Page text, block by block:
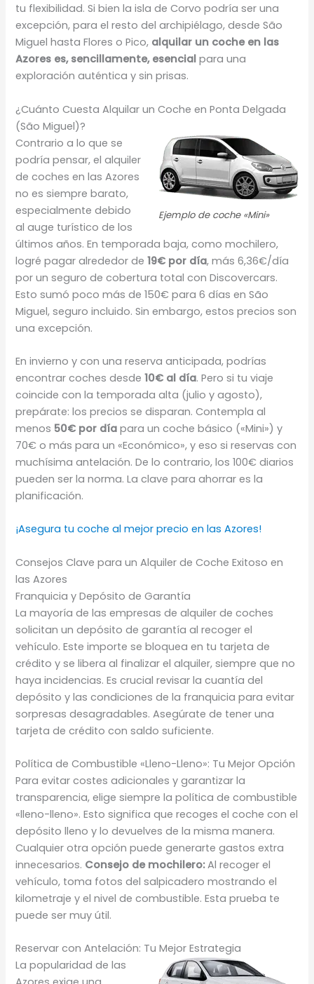
tu flexibilidad. Si bien la isla de Corvo podría ser una
excepción, para el resto del archipiélago, desde São
Miguel hasta Flores o Pico, alquilar un coche en las
Azores es, sencillamente, esencial para una
exploración auténtica y sin prisas.
¿Cuánto Cuesta Alquilar un Coche en Ponta Delgada
(São Miguel)?
Ejemplo de coche «Mini»
Contrario a lo que se
podría pensar, el alquiler
de coches en las Azores
no es siempre barato,
especialmente debido
al auge turístico de los
últimos años. En temporada baja, como mochilero,
logré pagar alrededor de19€ por día, más 6,36€/día
por un seguro de cobertura total con Discovercars.
Esto sumó poco más de 150€ para 6 días en São
Miguel, seguro incluido. Sin embargo, estos precios son
una excepción.
En invierno y con una reserva anticipada, podrías
encontrar coches desde10€ al día. Pero si tu viaje
coincide con la temporada alta (julio y agosto),
prepárate: los precios se disparan. Contempla al
menos 50€ por día para un coche básico («Mini») y
70€ o más para un «Económico», y eso si reservas con
muchísima antelación. De lo contrario, los 100€ diarios
pueden ser la norma. La clave para ahorrar es la
planificación.
¡Asegura tu coche al mejor precio en las Azores!
Consejos Clave para un Alquiler de Coche Exitoso en
las Azores
Franquicia y Depósito de Garantía
La mayoría de las empresas de alquiler de coches
solicitan un depósito de garantía al recoger el
vehículo. Este importe se bloquea en tu tarjeta de
crédito y se libera al finalizar el alquiler, siempre que no
haya incidencias. Es crucial revisar la cuantía del
depósito y las condiciones de la franquicia para evitar
sorpresas desagradables. Asegúrate de tener una
tarjeta de crédito con saldo suficiente.
Política de Combustible «Lleno-Lleno»: Tu Mejor Opción
Para evitar costes adicionales y garantizar la
transparencia, elige siempre la política de combustible
«lleno-lleno». Esto significa que recoges el coche con el
depósito lleno y lo devuelves de la misma manera.
Cualquier otra opción puede generarte gastos extra
innecesarios. Consejo de mochilero:Al recoger el
vehículo, toma fotos del salpicadero mostrando el
kilometraje y el nivel de combustible. Esta prueba te
puede ser muy útil.
Reservar con Antelación: Tu Mejor Estrategia
La popularidad de las